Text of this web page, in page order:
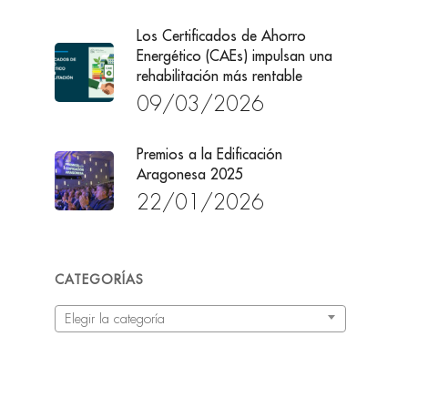
Los Certificados de Ahorro
Energético (CAEs) impulsan una
rehabilitación más rentable
09/03/2026
Premios a la Edificación
Aragonesa 2025
22/01/2026
CATEGORÍAS
Categorías
Elegir la categoría